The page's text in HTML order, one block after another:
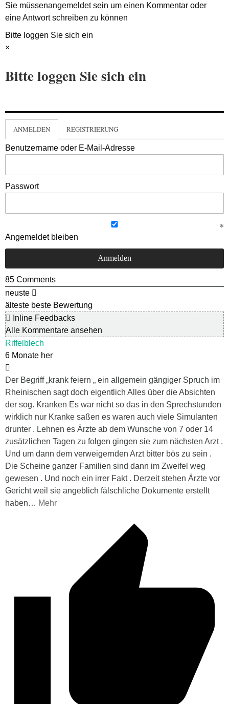
Sie müssenangemeldetsein um einen Kommentar oder
eine Antwort schreiben zu können
Bitte loggen Sie sich ein
×
Bitte loggen Sie sich ein
ANMELDEN REGISTRIERUNG
Benutzername oder E-Mail-Adresse
Passwort
Angemeldet bleiben
85 Comments
neuste
älteste beste Bewertung
Inline Feedbacks
Alle Kommentare ansehen
Riffelblech
6 Monate her
Der Begriff „krank feiern „ ein allgemein gängiger Spruch im
Rheinischen sagt doch eigentlich Alles über die Absichten
der sog. Kranken Es war nicht so das in den Sprechstunden
wirklich nur Kranke saßen es waren auch viele Simulanten
drunter . Lehnen es Ärzte ab dem Wunsche von 7 oder 14
zusätzlichen Tagen zu folgen gingen sie zum nächsten Arzt .
Und um dann dem verweigernden Arzt bitter bös zu sein .
Die Scheine ganzer Familien sind dann im Zweifel weg
gewesen . Und noch ein irrer Fakt . Derzeit stehen Ärzte vor
Gericht weil sie angeblich fälschliche Dokumente erstellt
haben… Mehr